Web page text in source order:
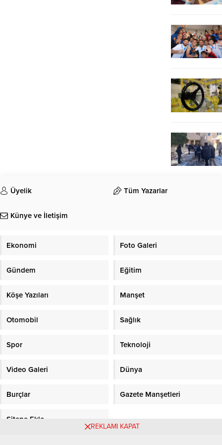
Üyelik Tüm Yazarlar
Künye ve İletişim
Ekonomi Foto Galeri
Gündem Eğitim
Köşe Yazıları Manşet
Otomobil Sağlık
Spor Teknoloji
Video Galeri Dünya
Burçlar Gazete Manşetleri
Sitene Ekle
REKLAMI KAPAT